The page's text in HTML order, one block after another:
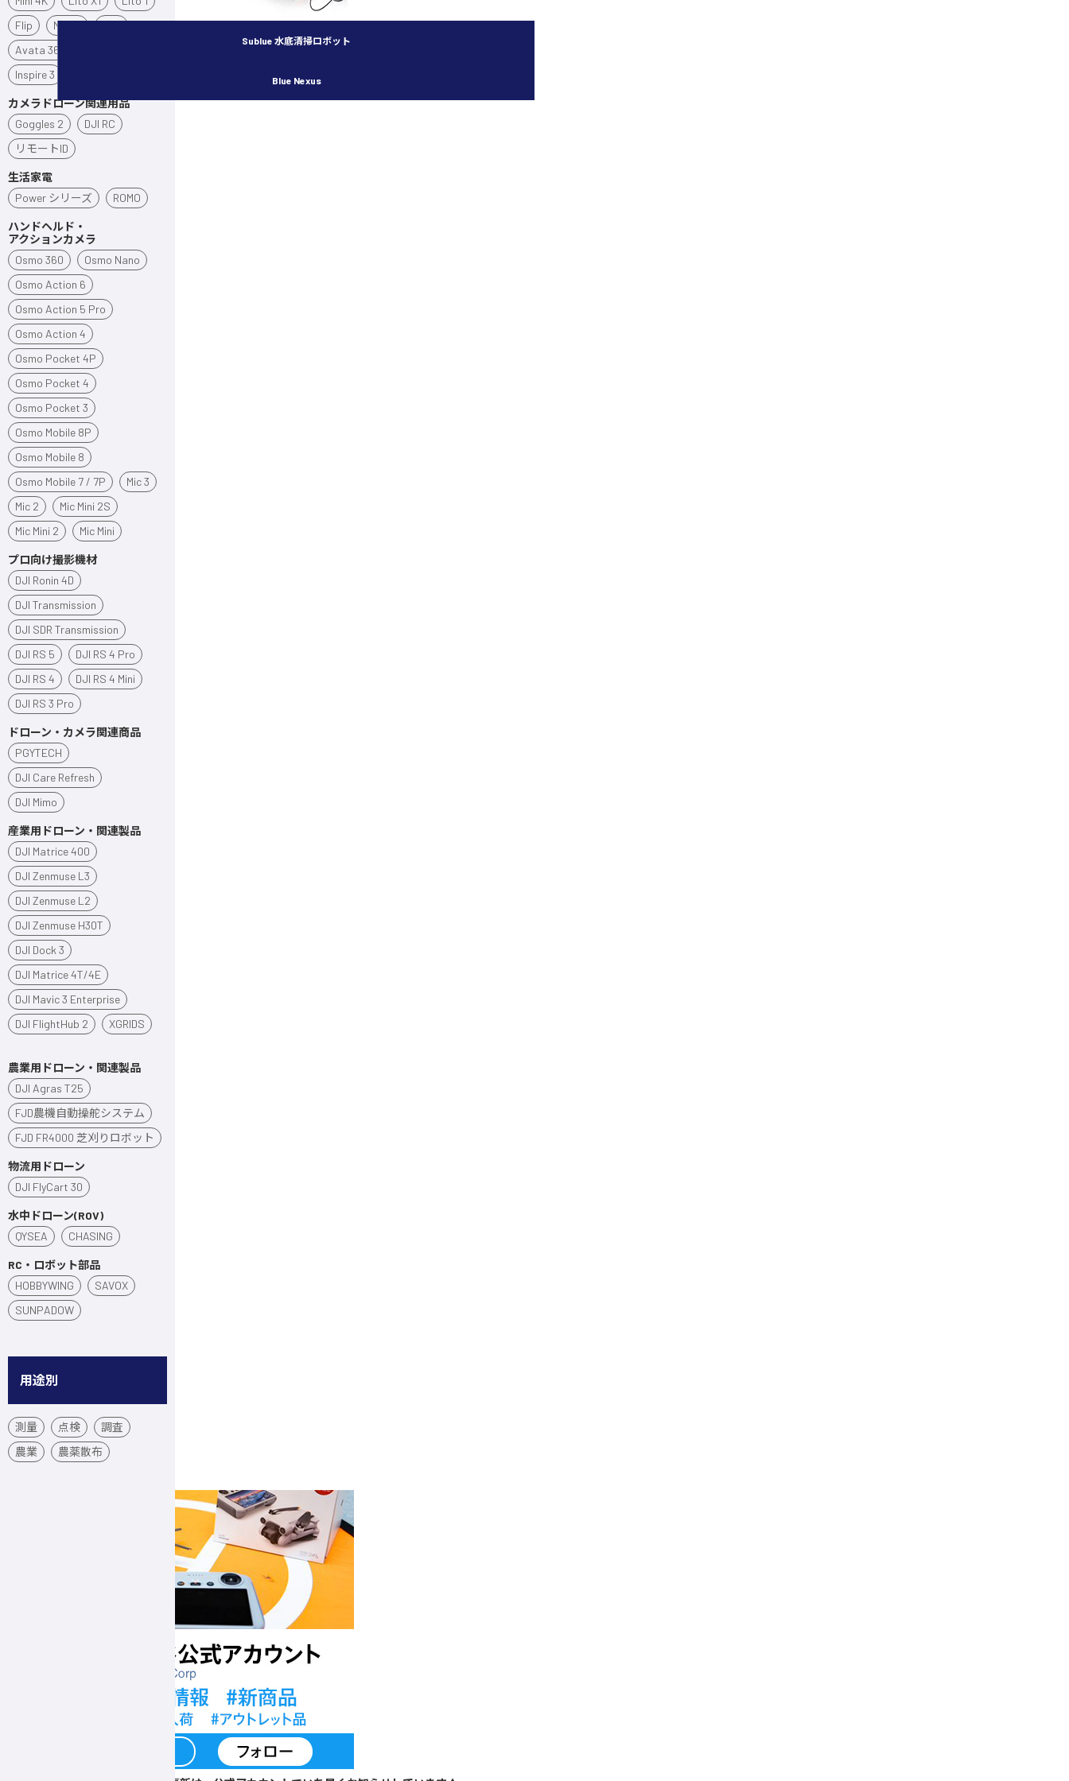
Sublue 水底清掃ロボット
Blue Nexus
Flip
Neo 2
Neo
Avata 360
Inspire 3
カメラドローン関連用品
Goggles 2
DJI RC
リモートID
生活家電
Power シリーズ
ROMO
ハンドヘルド・
アクションカメラ
Osmo 360
Osmo Nano
Osmo Action 6
Osmo Action 5 Pro
Osmo Action 4
Osmo Pocket 4P
Osmo Pocket 4
Osmo Pocket 3
Osmo Mobile 8P
Osmo Mobile 8
Osmo Mobile 7 / 7P
Mic 3
Mic 2
Mic Mini 2S
Mic Mini 2
Mic Mini
プロ向け撮影機材
DJI Ronin 4D
DJI Transmission
DJI SDR Transmission
DJI RS 5
DJI RS 4 Pro
DJI RS 4
DJI RS 4 Mini
DJI RS 3 Pro
ドローン・カメラ関連商品
PGYTECH
DJI Care Refresh
DJI Mimo
産業用ドローン・関連製品
DJI Matrice 400
DJI Zenmuse L3
DJI Zenmuse L2
DJI Zenmuse H30T
DJI Dock 3
DJI Matrice 4T/4E
DJI Mavic 3 Enterprise
DJI FlightHub 2
XGRIDS
農業用ドローン・関連製品
DJI Agras T25
FJD農機自動操舵システム
FJD FR4000 芝刈りロボット
物流用ドローン
DJI FlyCart 30
水中ドローン(ROV)
QYSEA
CHASING
RC・ロボット部品
HOBBYWING
SAVOX
SUNPADOW
用途別
測量 点検
調査
農業
農薬散布